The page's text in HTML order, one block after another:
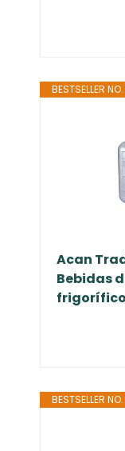
BESTSELLER
Acan
Bebidas
BESTSELLER